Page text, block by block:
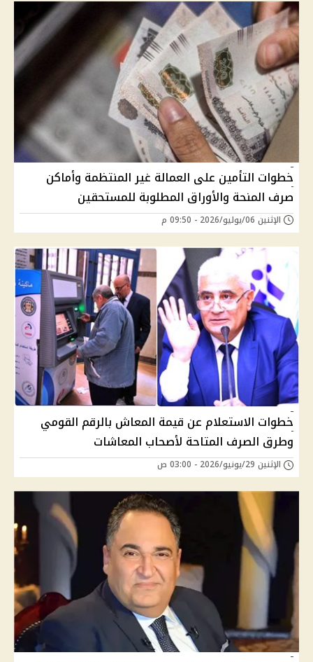
خطوات التأمين على العمالة غير المنتظمة وأماكن
صرف المنحة والأوراق المطلوبة للمستحقين
الإثنين 06/يوليو/2026 - 09:50 م
خطوات الاستعلام عن قيمة المعاش بالرقم القومي
وطرق الصرف المتاحة لأصحاب المعاشات
الإثنين 29/يونيو/2026 - 03:00 ص